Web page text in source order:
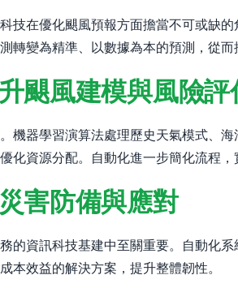
技在優化颶風預報方面擔當不可或缺
轉變為精準、以數據為本的預測，從而
颶風建模與風險評
機器學習演算法處理歷史天氣模式、
化資源分配。自動化進一步簡化流程，
害防備與應對
的資訊科技基建中至關重要。自動化
本效益的解決方案，提升整體韌性。